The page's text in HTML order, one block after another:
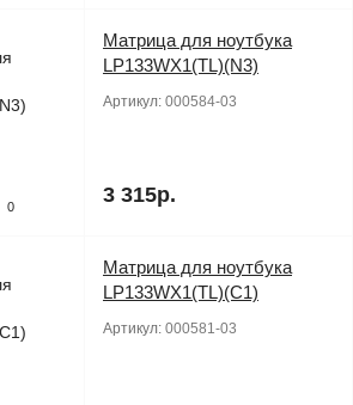
0
Матрица для ноутбука
LP133WX1(TL)(N3)
Артикул: 000584-03
3 315р.
Матрица для ноутбука
LP133WX1(TL)(C1)
Артикул: 000581-03